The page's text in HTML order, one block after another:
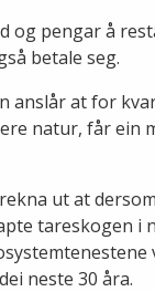
og pengar å
betale seg.
anslår at for
natur, får ein
ut at
tareskogen i
neste 30 åra.